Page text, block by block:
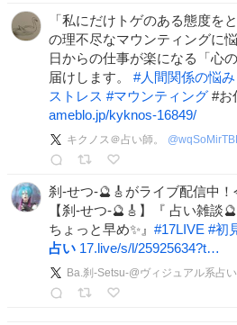
「私にだけトゲのある態度を
の理不尽なマウンティングに
日からの仕事が楽になる「心
届けします。 #人間関係の悩み
ストレス #マウンティング #お
ameblo.jp/kyknos-16849/
キクノス＠占い師。 @
刹-せつ-🔮🎸がライブ配信中！
【刹-せつ-🔮🎸】『 占い雑談
ちょっと早め✨』 #17LIVE #初
占い 17.live/s/l/25925634?t…
Ba.刹-Setsu-@ヴィジュアル系占